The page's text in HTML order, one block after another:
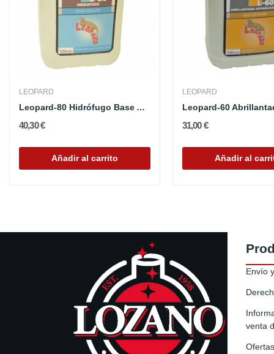
LEOPARD
Leopard-80 Hidrófugo Base Agua
40,30 €
Añadir al carrito
LEOPARD
31,00 €
Añadir al
Envío
venta
Ofertas